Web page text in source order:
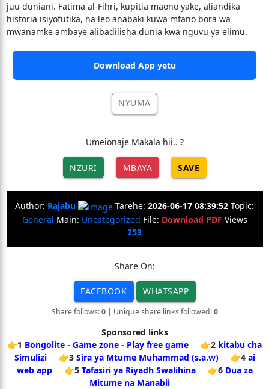
juu duniani. Fatima al-Fihri, kupitia maono yake, aliandika
historia isiyofutika, na leo anabaki kuwa mfano bora wa
mwanamke ambaye alibadilisha dunia kwa nguvu ya elimu.
Download App yetu
NYUMA
Umeionaje Makala hii.. ?
NZURI MBAYA SAVE
Author: Rajabu Tarehe: 2026-06-17 08:39:52 Topic:
General Main: Uncategorized File: Download PDF Views
253
Share On:
FACEBOOK WHATSAPP
Share follows:0| Unique share links followed:0
Sponsored links
👉1 Bongolite - Game zone - Play free game 👉2 kitabu cha
Simulizi
👉3 Sira ya Mtume Muhammad (s.a.w) 👉4 ai
web app
👉5 Tafasiri ya Riyadh Swalihina 👉6 Dua za
Mitume na Manabii